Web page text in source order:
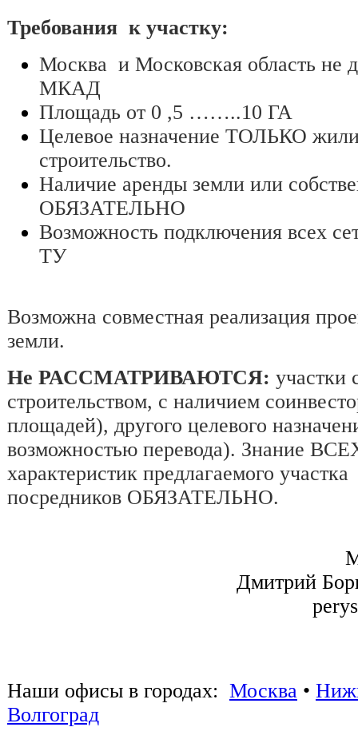
Требования к участку:
Москва и Московская область не
МКАД
Площадь от 0 ,5 ……..10 ГА
Целевое назначение ТОЛЬКО
строительство.
Наличие аренды земли или
ОБЯЗАТЕЛЬНО
Возможность подключения всех
ТУ
Возможна совместная реализация
земли.
Не РАССМАТРИВАЮТСЯ: участки
строительством, с наличием
площадей), другого целевого
возможностью перевода). Знание
характеристик предлагаемого участка
посредников ОБЯЗАТЕЛЬНО.
Дмитрий
Наши офисы в городах: Москва •
Волгоград